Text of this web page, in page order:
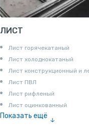
ЛИСТ
Лист горячекатаный
Лист холоднокатаный
Лист конструкционный и
Лист ПВЛ
Лист рифленый
Лист оцинкованный
Показать ещё